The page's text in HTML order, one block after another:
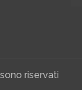
riservati